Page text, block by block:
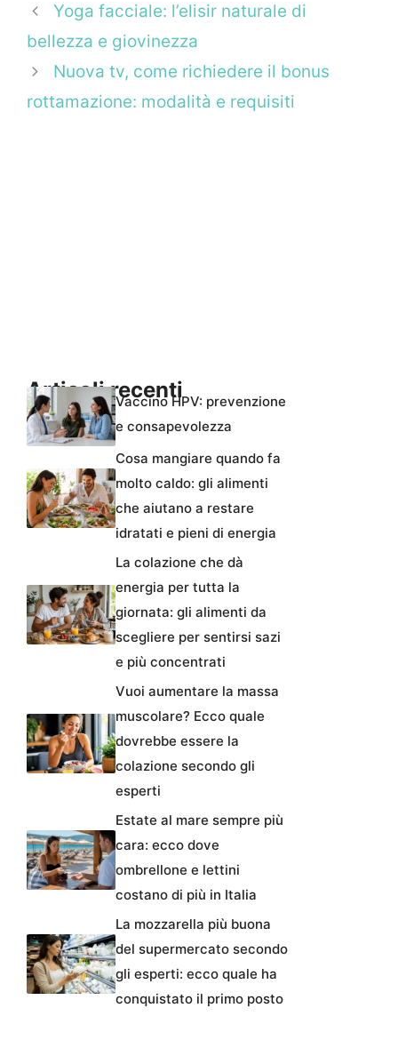
Yoga facciale: l’elisir naturale di
bellezza e giovinezza
Nuova tv, come richiedere il bonus
rottamazione: modalità e requisiti
Articoli recentiVaccino HPV: prevenzione
e consapevolezza
Cosa mangiare quando fa
molto caldo: gli alimenti
che aiutano a restare
idratati e pieni di energia
La colazione che dà
energia per tutta la
giornata: gli alimenti da
scegliere per sentirsi sazi
e più concentrati
Vuoi aumentare la massa
muscolare? Ecco quale
dovrebbe essere la
colazione secondo gli
esperti
Estate al mare sempre più
cara: ecco dove
ombrellone e lettini
costano di più in Italia
La mozzarella più buona
del supermercato secondo
gli esperti: ecco quale ha
conquistato il primo posto